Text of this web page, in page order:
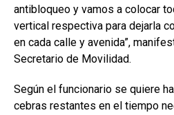
antibloqueo y vamos a colocar
vertical respectiva para dejarla
en cada calle y avenida”,
Secretario de Movilidad.
Según el funcionario se quiere
cebras restantes en el tiempo